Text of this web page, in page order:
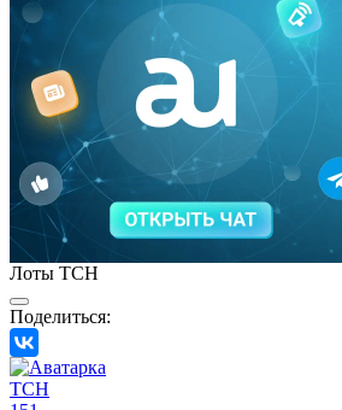
Лоты TCH
Поделиться:
TCH